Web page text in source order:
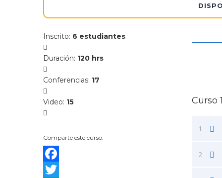
Inscrito: 6 estudiantes
Duración: 120 hrs
Conferencias: 17
Video: 15
Comparte este curso:
Facebook
Curso 1
1
2